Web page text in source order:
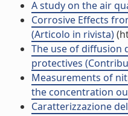
A study on the air
Corrosive Effects
(Articolo in rivista)
The use of diffusion
protectives
Measurements of
the concentration
Caratterizzazione